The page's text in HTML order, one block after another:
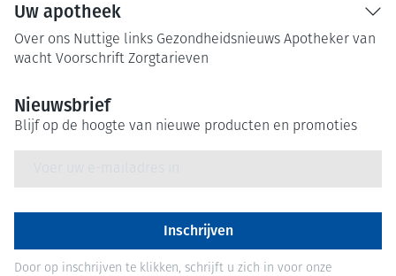
Uw apotheek
Over ons Nuttige links Gezondheidsnieuws Apotheker van
wacht Voorschrift Zorgtarieven
Nieuwsbrief
Blijf op de hoogte van nieuwe producten en promoties
Inschrijven
Door op inschrijven te klikken, schrijft u zich in voor onze